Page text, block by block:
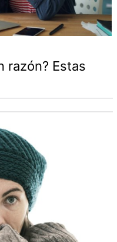
razón? Estas